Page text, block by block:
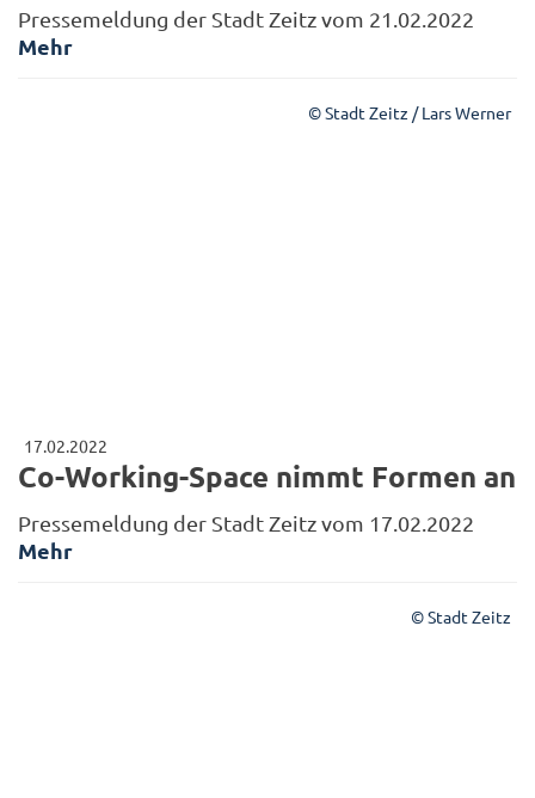
Pressemeldung der Stadt Zeitz vom 21.02.2022
Mehr
© Stadt Zeitz / Lars Werner
17.02.2022
Co-Working-Space nimmt Formen an
Pressemeldung der Stadt Zeitz vom 17.02.2022
Mehr
© Stadt Zeitz